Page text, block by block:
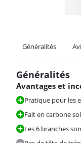
Généralités
Généralités
Avantages et
Pratique pour les
Fait en carbone
Les 6 branches